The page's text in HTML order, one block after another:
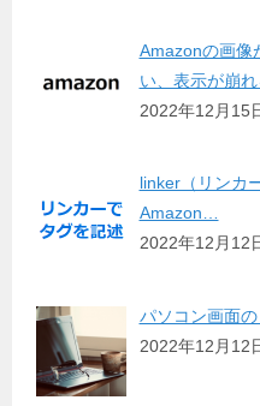
Amazonの画像
い、表示が崩れ
2022年12月15
linker（リンカ
Amazon…
2022年12月12
パソコン画面
2022年12月12